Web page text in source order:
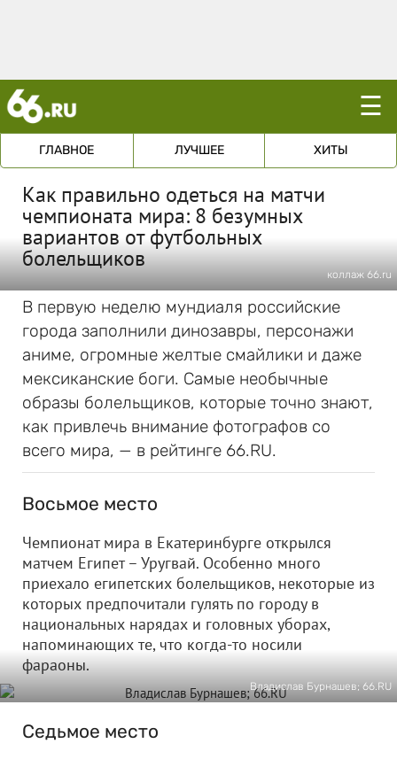
☰
ГЛАВНОЕ ЛУЧШЕЕ ХИТЫ
Как правильно одеться на матчи
чемпионата мира: 8 безумных
вариантов от футбольных
болельщиков
коллаж 66.ru
В первую неделю мундиаля российские
города заполнили динозавры, персонажи
аниме, огромные желтые смайлики и даже
мексиканские боги. Самые необычные
образы болельщиков, которые точно знают,
как привлечь внимание фотографов со
всего мира, — в рейтинге 66.RU.
Восьмое место
Чемпионат мира в Екатеринбурге открылся
матчем Египет – Уругвай. Особенно много
приехало египетских болельщиков, некоторые из
которых предпочитали гулять по городу в
национальных нарядах и головных уборах,
напоминающих те, что когда-то носили
фараоны.
Владислав Бурнашев; 66.RU
Седьмое место